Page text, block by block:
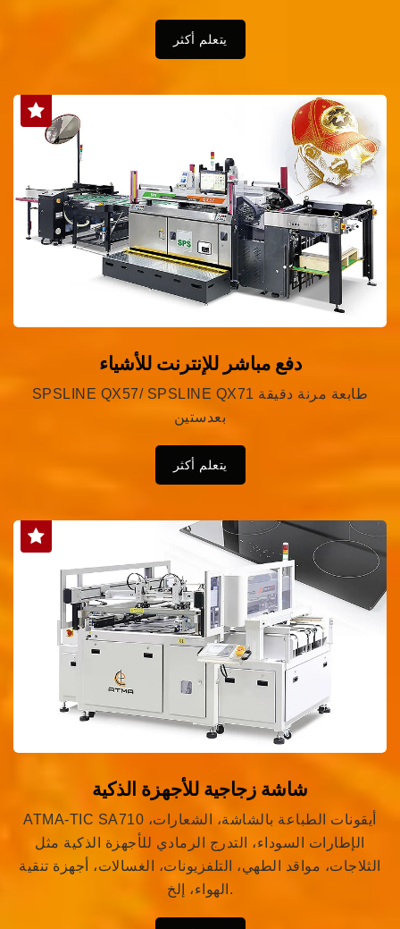
يتعلم أكثر
دفع مباشر للإنترنت للأشياء
SPSLINE QX57/ SPSLINE QX71 طابعة مرنة دقيقة
بعدستين
يتعلم أكثر
شاشة زجاجية للأجهزة الذكية
ATMA-TIC SA710 أيقونات الطباعة بالشاشة، الشعارات،
الإطارات السوداء، التدرج الرمادي للأجهزة الذكية مثل
الثلاجات، مواقد الطهي، التلفزيونات، الغسالات، أجهزة تنقية
الهواء، إلخ.